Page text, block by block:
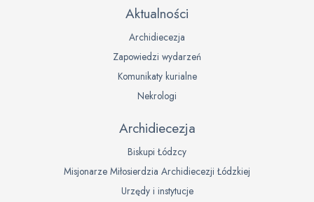
Aktualności
Archidiecezja
Zapowiedzi wydarzeń
Komunikaty kurialne
Nekrologi
Archidiecezja
Biskupi Łódzcy
Misjonarze Miłosierdzia Archidiecezji Łódzkiej
Urzędy i instytucje